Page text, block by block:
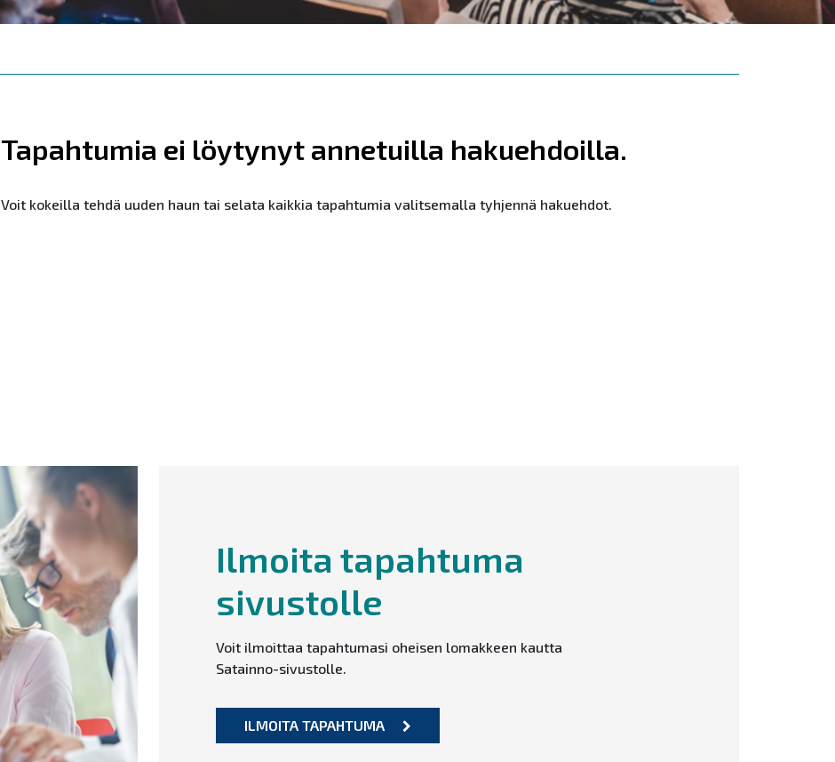
Tapahtumia ei löytynyt annetuilla hakuehdoilla.
Voit kokeilla tehdä uuden haun tai selata kaikkia tapahtumia valitsemalla tyhjennä hakuehdot.
Ilmoita tapahtuma
sivustolle
Voit ilmoittaa tapahtumasi oheisen lomakkeen kautta
Satainno-sivustolle.
ILMOITA TAPAHTUMA